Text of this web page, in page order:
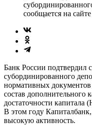
сообщается на
Банк России подтвердил
субординированного
нормативных документов
состав дополнительного
достаточности капитала
В этом году
высокую активность.